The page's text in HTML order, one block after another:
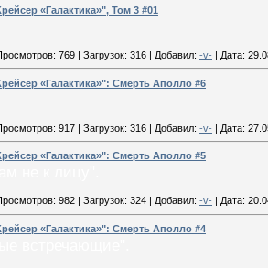
«Галактика»", Том 3 #01
769 | Загрузок: 316 | Добавил: -v- | Дата:
«Галактика»": Смерть Аполло #6
917 | Загрузок: 316 | Добавил: -v- | Дата:
«Галактика»": Смерть Аполло #5
982 Загрузок: 324 Добавил: -v- Дата:
«Галактика»": Смерть Аполло #4